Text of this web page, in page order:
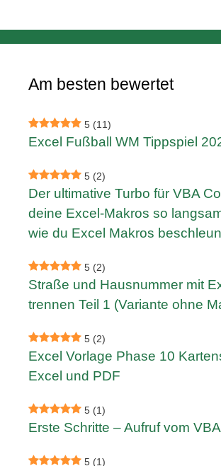
Am besten bewertet
5 (11)
Excel Fußball WM Tippspiel
5 (2)
Der ultimative Turbo für VBA
deine Excel-Makros so
wie du Excel Makros
5 (2)
Straße und Hausnummer mit
trennen Teil 1 (Variante ohne
5 (2)
Excel Vorlage Phase 10
Excel und PDF
5 (1)
Erste Schritte – Aufruf vom
5 (1)